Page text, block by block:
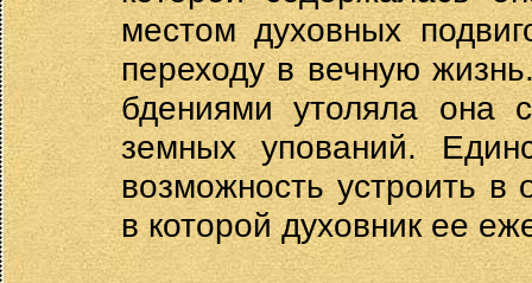
местом духовных
переходу в вечную
бдениями утоляла она
земных упований.
возможность устроить
в которой духовник ее